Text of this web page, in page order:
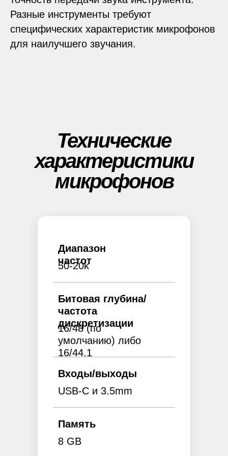
Разные инструменты требуют
специфических характеристик микрофонов
для наилучшего звучания.
Технические
характеристики
микрофонов
Битовая глубина/
частота
дискретизации
16/48 (по
умолчанию) либо
16/44.1
Диапазон
частот
50-20k
Память
8 GB
Входы/выходы
USB-C и 3.5mm